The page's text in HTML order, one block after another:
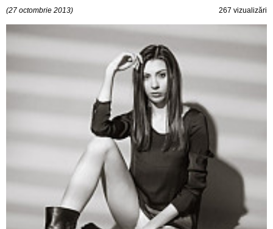
(27 octombrie 2013) 267 vizualizări